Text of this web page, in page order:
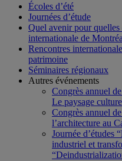
Écoles d’été
Journées d’étude
Quel avenir pour
internationale de
Rencontres
patrimoine
Séminaires régionaux
Autres événements
Congrès annuel
Le paysage
Congrès annuel
l’architecture au
Journée d’études
industriel et